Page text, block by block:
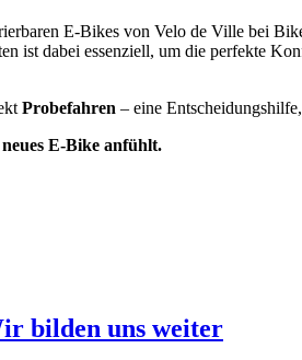
E-Bikes von Velo de Ville bei
ist dabei essenziell, um die perfekte
Probefahren – eine
E-Bike anfühlt.
bilden uns weiter